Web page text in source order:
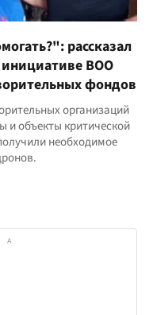
рассказал
ВОО
фондов
организаций
и объекты критической
необходимое